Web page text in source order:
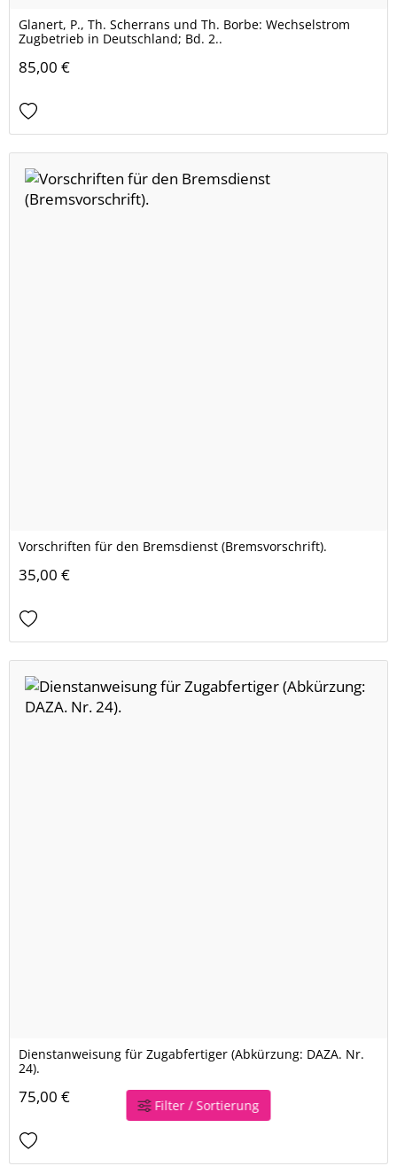
Filter / Sortierung
Glanert, P., Th. Scherrans und Th. Borbe: Wechselstrom
Zugbetrieb in Deutschland; Bd. 2..
85,00 €
Vorschriften für den Bremsdienst (Bremsvorschrift).
35,00 €
Dienstanweisung für Zugabfertiger (Abkürzung: DAZA. Nr.
24).
75,00 €